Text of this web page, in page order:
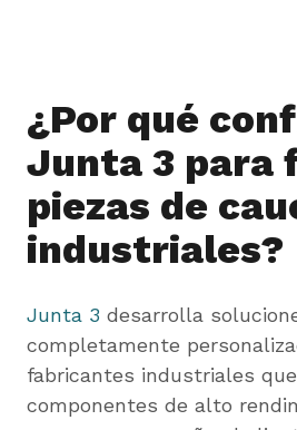
¿Por qué
Junta 3 para
piezas de
industriales?
Junta 3 desarrolla
completamente
fabricantes industriales
componentes de alto